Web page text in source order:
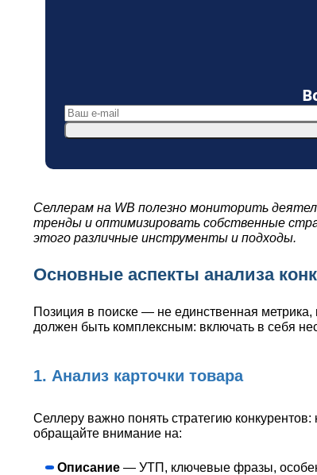
Селлерам на WB полезно мониторить
тренды и оптимизировать собственные
этого различные инструменты и подходы.
Основные аспекты анализа
Позиция в поиске — не единственная
должен быть комплексным: включать в себя
1. Анализ карточки товара
Селлеру важно понять стратегию
обращайте внимание на:
Описание — УТП, ключевые фразы,